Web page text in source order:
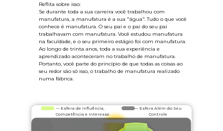
Reflita sobre isso:
Se durante toda a sua carreira você trabalhou com
manufatura, a manufatura é a sua "água". Tudo o que você
conhece é manufatura. O seu pai e o pai do seu pai
trabalhavam com manufatura. Você estudou manufatura
na faculdade, e o seu primeiro estágio foi com manufatura.
Ao longo de trinta anos, toda a sua experiência e
aprendizado aconteceram no trabalho de manufatura.
Portanto, você parte do princípio de que todas as coisas ao
seu redor são só isso, o trabalho de manufatura realizado
numa fábrica.
— Esfera de Influência,
Competência e Interesse
— Esfera Além do Seu
Controle